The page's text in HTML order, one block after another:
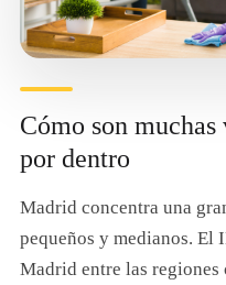
Cómo son
por dentro
Madrid concentra una
pequeños y medianos. El
Madrid entre las regiones